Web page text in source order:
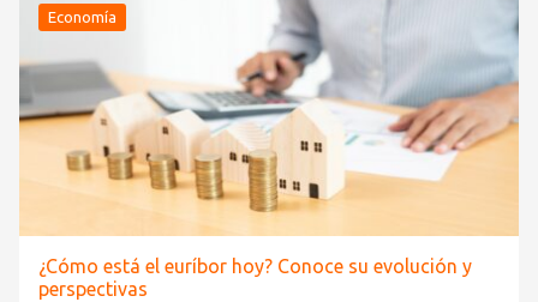
Economía
¿Cómo está el euríbor hoy? Conoce su evolución y
perspectivas